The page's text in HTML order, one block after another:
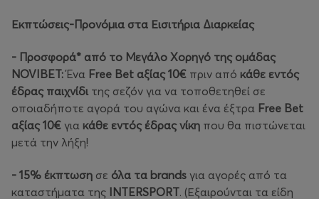
Εκπτώσεις-Προνόμια στα Εισιτήρια Διαρκείας
- Προσφορά* από το Μεγάλο Χορηγό της ομάδας
NOVIBET:Ένα Free Bet αξίας 10€ πριν από κάθε εντός
έδρας παιχνίδι της σεζόν για να τοποθετηθεί σε
οποιαδήποτε αγορά του αγώνα και ένα έξτρα Free Bet
αξίας 10€ για κάθε εντός έδρας νίκη που θα πιστώνεται
μετά την λήξη!
- 15% έκπτωση σε όλα τα brands για αγορές από τα
καταστήματα της INTERSPORT. (Εξαιρούνται τα είδη